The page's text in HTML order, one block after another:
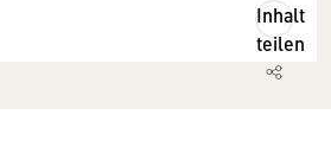
Inhalt
teilen